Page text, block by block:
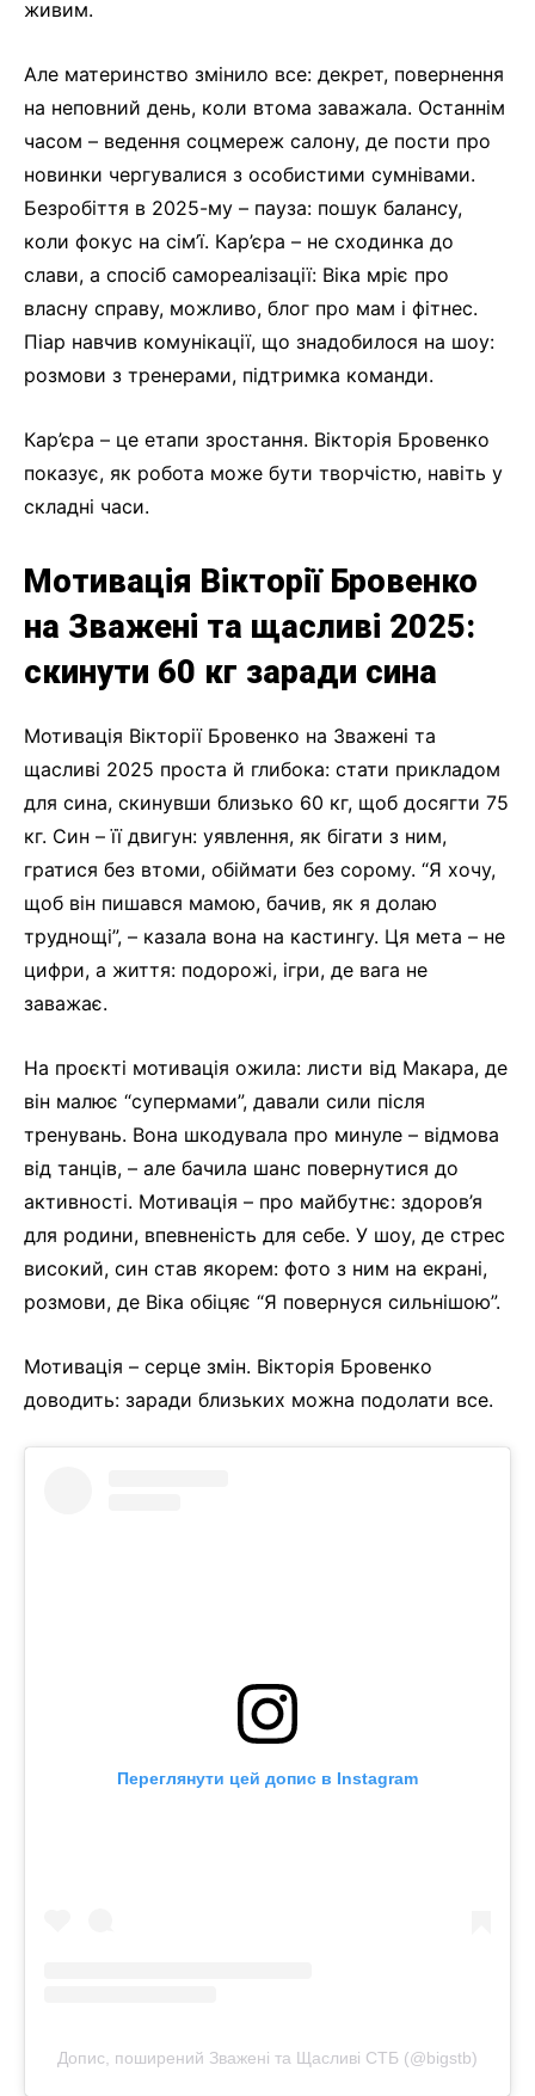
живим.
Але материнство змінило все: декрет, повернення
на неповний день, коли втома заважала. Останнім
часом – ведення соцмереж салону, де пости про
новинки чергувалися з особистими сумнівами.
Безробіття в 2025-му – пауза: пошук балансу,
коли фокус на сім’ї. Кар’єра – не сходинка до
слави, а спосіб самореалізації: Віка мріє про
власну справу, можливо, блог про мам і фітнес.
Піар навчив комунікації, що знадобилося на шоу:
розмови з тренерами, підтримка команди.
Кар’єра – це етапи зростання. Вікторія Бровенко
показує, як робота може бути творчістю, навіть у
складні часи.
Мотивація Вікторії Бровенко
на Зважені та щасливі 2025:
скинути 60 кг заради сина
Мотивація Вікторії Бровенко на Зважені та
щасливі 2025 проста й глибока: стати прикладом
для сина, скинувши близько 60 кг, щоб досягти 75
кг. Син – її двигун: уявлення, як бігати з ним,
гратися без втоми, обіймати без сорому. “Я хочу,
щоб він пишався мамою, бачив, як я долаю
труднощі”, – казала вона на кастингу. Ця мета – не
цифри, а життя: подорожі, ігри, де вага не
заважає.
На проєкті мотивація ожила: листи від Макара, де
він малює “супермами”, давали сили після
тренувань. Вона шкодувала про минуле – відмова
від танців, – але бачила шанс повернутися до
активності. Мотивація – про майбутнє: здоров’я
для родини, впевненість для себе. У шоу, де стрес
високий, син став якорем: фото з ним на екрані,
розмови, де Віка обіцяє “Я повернуся сильнішою”.
Мотивація – серце змін. Вікторія Бровенко
доводить: заради близьких можна подолати все.
Переглянути цей допис в Instagram
Допис, поширений Зважені та Щасливі СТБ (@bigstb)